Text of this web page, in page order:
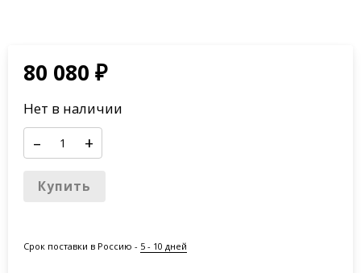
80 080₽
Нет в наличии
– +
Купить
Срок поставки в Россию - 5 - 10 дней